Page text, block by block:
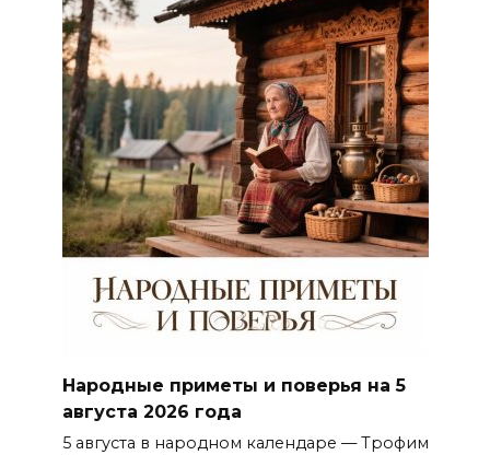
Народные приметы и поверья на 5
августа 2026 года
5 августа в народном календаре — Трофим